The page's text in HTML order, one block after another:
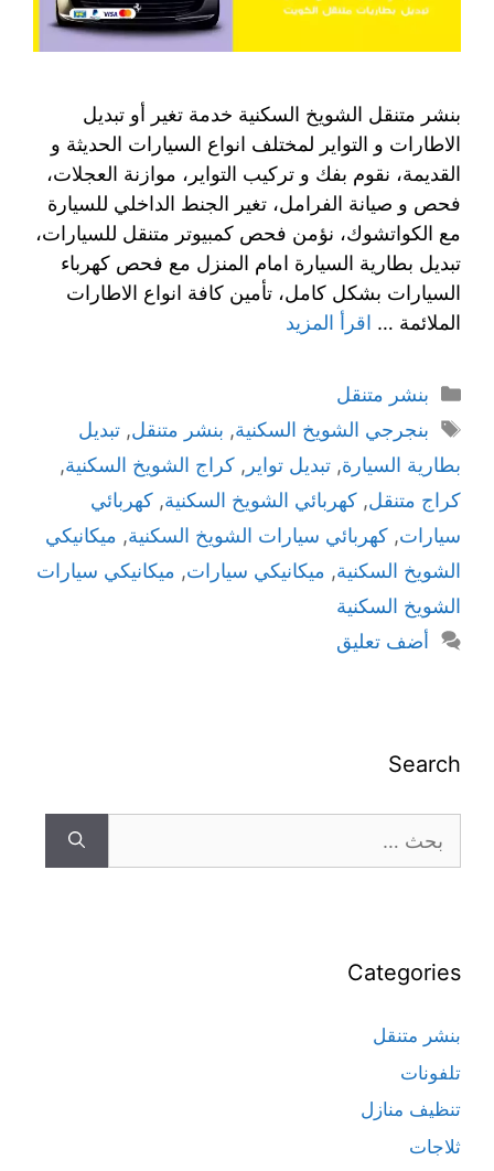
بنشر متنقل الشويخ السكنية خدمة تغير أو تبديل
الاطارات و التواير لمختلف انواع السيارات الحديثة و
القديمة، نقوم بفك و تركيب التواير، موازنة العجلات،
فحص و صيانة الفرامل، تغير الجنط الداخلي للسيارة
مع الكواتشوك، نؤمن فحص كمبيوتر متنقل للسيارات،
تبديل بطارية السيارة امام المنزل مع فحص كهرباء
السيارات بشكل كامل، تأمين كافة انواع الاطارات
الملائمة … اقرأ المزيد
بنشر متنقل
بنجرجي الشويخ السكنية, بنشر متنقل, تبديل
بطارية السيارة, تبديل تواير , كراج الشويخ السكنية,
كراج متنقل, كهربائي الشويخ السكنية, كهربائي
سيارات, كهربائي سيارات الشويخ السكنية, ميكانيكي
الشويخ السكنية, ميكانيكي سيارات, ميكانيكي سيارات
الشويخ السكنية
أضف تعليق
Search
Categories
بنشر متنقل
تلفونات
تنظيف منازل
ثلاجات